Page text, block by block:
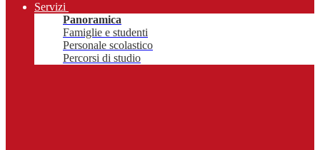
Servizi
Panoramica
Famiglie e studenti
Personale scolastico
Percorsi di studio